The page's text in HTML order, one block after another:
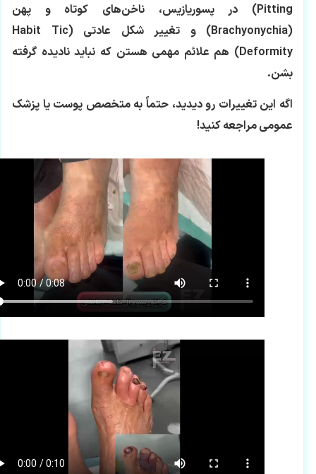
Pitting) در پسوریازیس، ناخن‌های کوتاه و پهن
(Brachyonychia) و تغییر شکل عادتی (Habit Tic
Deformity) هم علائم مهمی هستن که نباید نادیده گرفته
بشن.
اگه این تغییرات رو دیدید، حتماً به متخصص پوست یا پزشک
عمومی مراجعه کنید!